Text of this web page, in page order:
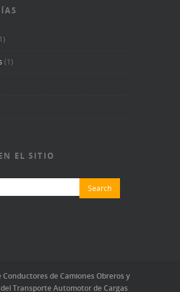
(1)
EL SITIO
Conductores de Camiones Obreros y
del Transporte Automotor de Cargas